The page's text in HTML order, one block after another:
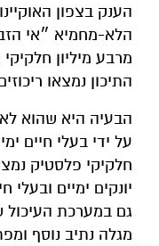
הענק בצפון
הלא-מחמיא ״אי
מרבע מיליון
התיכון נמצאו
הבעיה היא שהוא
על ידי בעלי חיים
חלקיקי פלסטיק
יונקים ימיים ובעלי
גם במערכת העיכול
מגלה נתיב נוסף